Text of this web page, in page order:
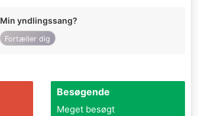
Min yndlingssang?
Fortæller dig
Besøgende
Meget besøgt